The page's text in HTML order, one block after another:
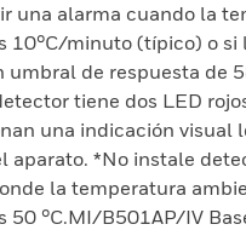
una alarma cuando la
10°C/minuto (típico) o si
umbral de respuesta de
tiene dos LED
una indicación visual
aparato. *No instale
la temperatura
50 °C.MI/B501AP/IV